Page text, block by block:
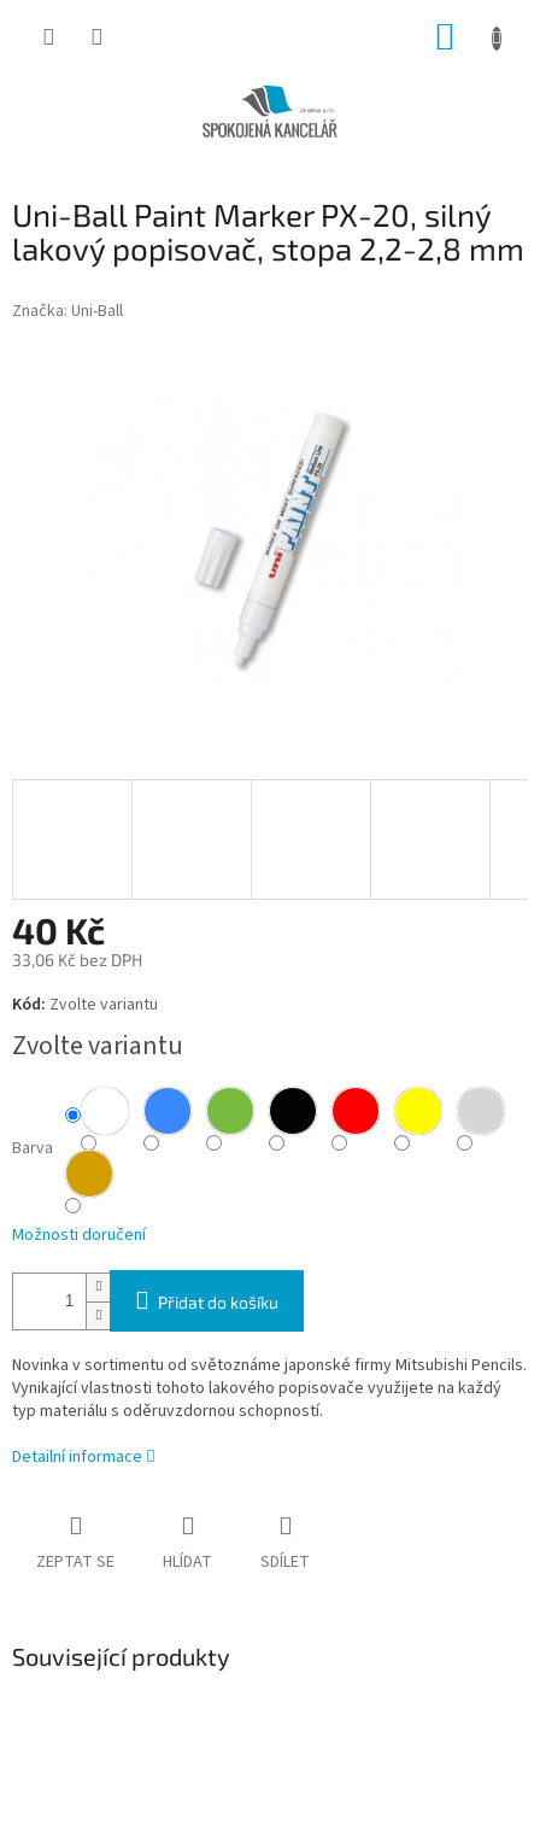
Uni-Ball Paint Marker PX-20, silný
lakový popisovač, stopa 2,2-2,8 mm
Značka: Uni-Ball
40 Kč
33,06 Kč bez DPH
Měrná
cena:
Kód: Zvolte variantu
Zvolte variantu
Barva
Možnosti doručení
Přidat do košíku
Novinka v sortimentu od světoznáme japonské firmy Mitsubishi Pencils.
Vynikající vlastnosti tohoto lakového popisovače využijete na každý
typ materiálu s oděruvzdornou schopností.
Detailní informace
ZEPTAT SE HLÍDAT SDÍLET
Související produkty